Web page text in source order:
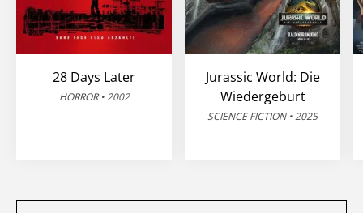
28 Days Later
HORROR • 2002
Jurassic World: Die
Wiedergeburt
SCIENCE FICTION • 2025